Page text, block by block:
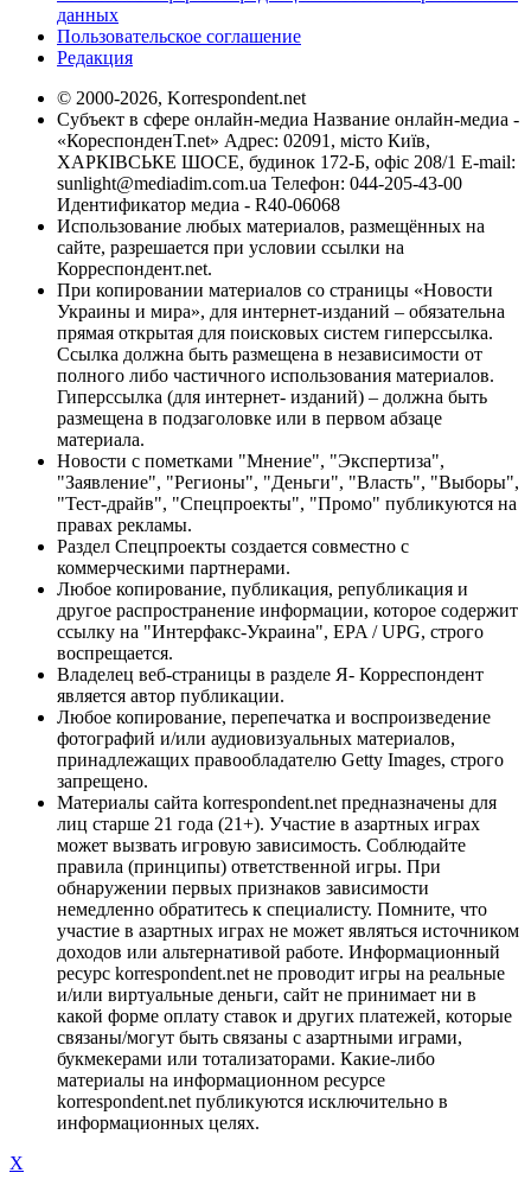
данных
Пользовательское соглашение
Редакция
© 2000-2026, Korrespondent.net
Субъект в сфере онлайн-медиа Название онлайн-медиа -
«КореспонденТ.net» Адрес: 02091, місто Київ,
ХАРКІВСЬКЕ ШОСЕ, будинок 172-Б, офіс 208/1 E-mail:
sunlight@mediadim.com.ua Телефон: 044-205-43-00
Идентификатор медиа - R40-06068
Использование любых материалов, размещённых на
сайте, разрешается при условии ссылки на
Корреспондент.net.
При копировании материалов со страницы «Новости
Украины и мира», для интернет-изданий – обязательна
прямая открытая для поисковых систем гиперссылка.
Ссылка должна быть размещена в независимости от
полного либо частичного использования материалов.
Гиперссылка (для интернет- изданий) – должна быть
размещена в подзаголовке или в первом абзаце
материала.
Новости с пометками "Мнение", "Экспертиза",
"Заявление", "Регионы", "Деньги", "Власть", "Выборы",
"Тест-драйв", "Спецпроекты", "Промо" публикуются на
правах рекламы.
Раздел Спецпроекты создается совместно с
коммерческими партнерами.
Любое копирование, публикация, републикация и
другое распространение информации, которое содержит
ссылку на "Интерфакс-Украина", EPA / UPG, строго
воспрещается.
Владелец веб-страницы в разделе Я- Корреспондент
является автор публикации.
Любое копирование, перепечатка и воспроизведение
фотографий и/или аудиовизуальных материалов,
принадлежащих правообладателю Getty Images, строго
запрещено.
Материалы сайта korrespondent.net предназначены для
лиц старше 21 года (21+). Участие в азартных играх
может вызвать игровую зависимость. Соблюдайте
правила (принципы) ответственной игры. При
обнаружении первых признаков зависимости
немедленно обратитесь к специалисту. Помните, что
участие в азартных играх не может являться источником
доходов или альтернативой работе. Информационный
ресурс korrespondent.net не проводит игры на реальные
и/или виртуальные деньги, сайт не принимает ни в
какой форме оплату ставок и других платежей, которые
связаны/могут быть связаны с азартными играми,
букмекерами или тотализаторами. Какие-либо
материалы на информационном ресурсе
korrespondent.net публикуются исключительно в
информационных целях.
X